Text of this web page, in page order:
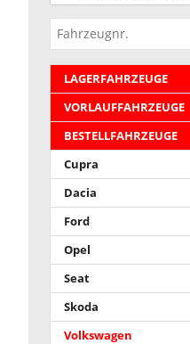
Fahrzeugnr.
LAGERFAHRZEUGE
VORLAUFFAHRZEUGE
BESTELLFAHRZEUGE
Cupra
Dacia
Ford
Opel
Seat
Skoda
Volkswagen